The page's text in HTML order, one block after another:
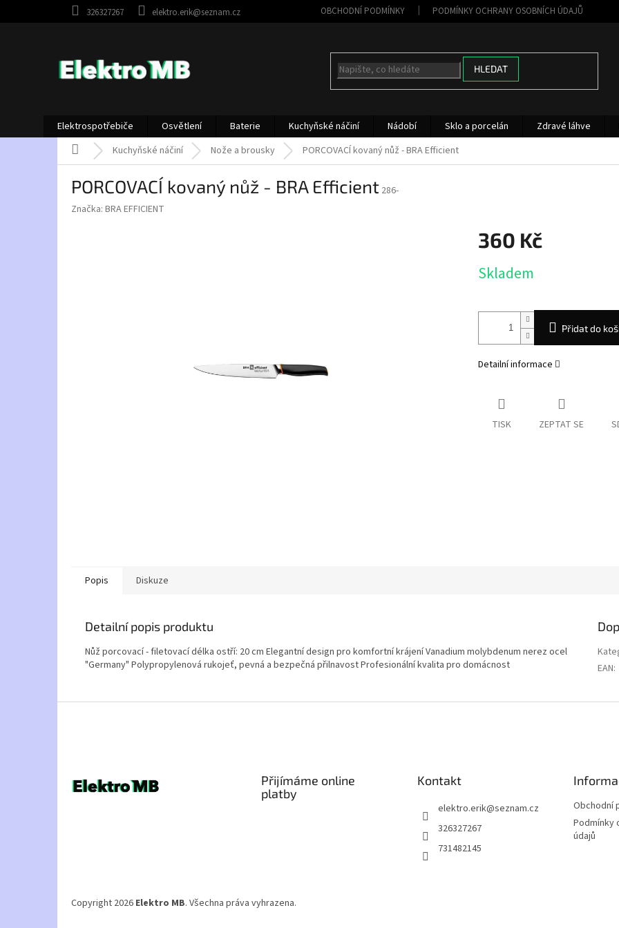
326327267 elektro.erik@seznam.cz OBCHODNÍ PODMÍNKY PODMÍNKY OCHRANY OSOBNÍCH ÚDAJŮ
HLEDAT
Elektrospotřebiče Osvětlení Baterie Kuchyňské náčiní Nádobí Sklo a porcelán Zdravé láhve
Domů
Kuchyňské náčiní Nože a brousky PORCOVACÍ kovaný nůž - BRA Efficient
PORCOVACÍ kovaný nůž - BRA Efficient 286-
Značka: BRA EFFICIENT
360 Kč
cena:
Skladem
Přidat do
Detailní informace
TISK ZEPTAT SE
Popis Diskuze
Detailní popis produktu
Nůž porcovací - filetovací délka ostří: 20 cm Elegantní design pro komfortní krájení Vanadium molybdenum nerez ocel
"Germany" Polypropylenová rukojeť, pevná a bezpečná přilnavost Profesionální kvalita pro domácnost
EAN:
Přijímáme online
platby
Kontakt
elektro.erik@seznam.cz
326327267
731482145
Obchodní
Podmínky
údajů
Copyright 2026 Elektro MB. Všechna práva vyhrazena.